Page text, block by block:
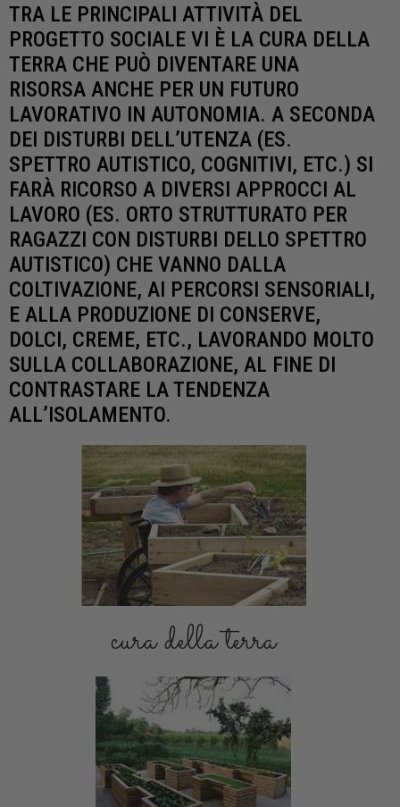
TRA LE PRINCIPALI ATTIVITÀ DEL
PROGETTO SOCIALE VI È LA CURA DELLA
TERRA CHE PUÒ DIVENTARE UNA
RISORSA ANCHE PER UN FUTURO
LAVORATIVO IN AUTONOMIA. A SECONDA
DEI DISTURBI DELL’UTENZA (ES.
SPETTRO AUTISTICO, COGNITIVI, ETC.) SI
FARÀ RICORSO A DIVERSI APPROCCI AL
LAVORO (ES. ORTO STRUTTURATO PER
RAGAZZI CON DISTURBI DELLO SPETTRO
AUTISTICO) CHE VANNO DALLA
COLTIVAZIONE, AI PERCORSI SENSORIALI,
E ALLA PRODUZIONE DI CONSERVE,
DOLCI, CREME, ETC., LAVORANDO MOLTO
SULLA COLLABORAZIONE, AL FINE DI
CONTRASTARE LA TENDENZA
ALL’ISOLAMENTO.
cura della terra